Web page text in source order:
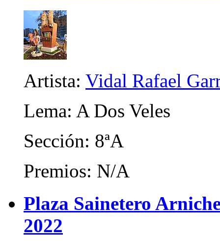
Artista: Vidal Rafael
Lema: A Dos Veles
Sección: 8ªA
Premios: N/A
Plaza Sainetero
2022